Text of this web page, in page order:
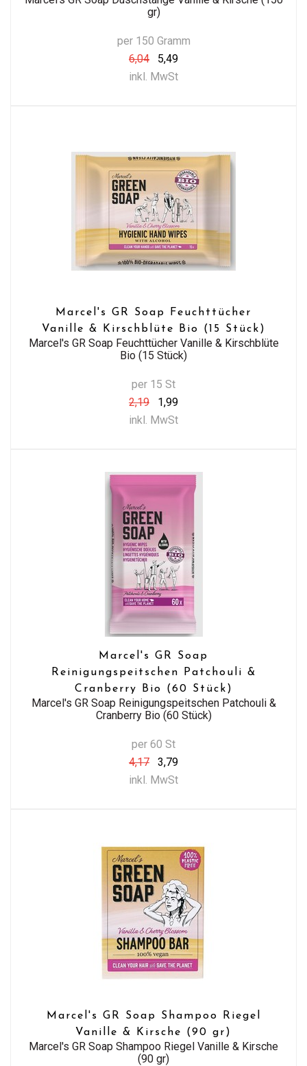
gr)
per 150 Gramm
6,04
5,49
inkl. MwSt
Marcel's GR Soap Feuchttücher
Vanille & Kirschblüte Bio (15 Stück)
Marcel's GR Soap Feuchttücher Vanille & Kirschblüte
Bio (15 Stück)
per 15 St
2,19
1,99
inkl. MwSt
Marcel's GR Soap
Reinigungspeitschen Patchouli &
Cranberry Bio (60 Stück)
Marcel's GR Soap Reinigungspeitschen Patchouli &
Cranberry Bio (60 Stück)
per 60 St
4,17
3,79
inkl. MwSt
Marcel's GR Soap Shampoo Riegel
Vanille & Kirsche (90 gr)
Marcel's GR Soap Shampoo Riegel Vanille & Kirsche
(90 gr)